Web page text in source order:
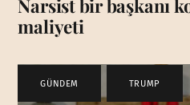
Narsist bir başkanı
maliyeti
GÜNDEM TRUMP